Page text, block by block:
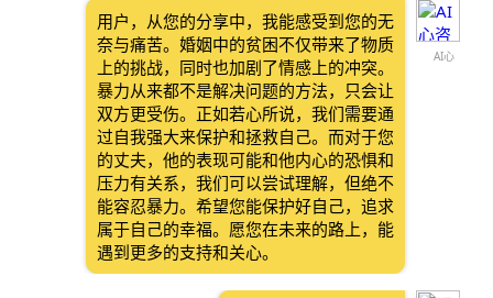
AI心
用户，从您的分享中，我能感受到您的无
奈与痛苦。婚姻中的贫困不仅带来了物质
上的挑战，同时也加剧了情感上的冲突。
暴力从来都不是解决问题的方法，只会让
双方更受伤。正如若心所说，我们需要通
过自我强大来保护和拯救自己。而对于您
的丈夫，他的表现可能和他内心的恐惧和
压力有关系，我们可以尝试理解，但绝不
能容忍暴力。希望您能保护好自己，追求
属于自己的幸福。愿您在未来的路上，能
遇到更多的支持和关心。